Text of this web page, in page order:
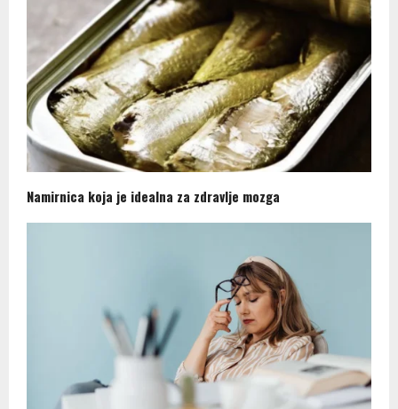
Namirnica koja je idealna za zdravlje mozga